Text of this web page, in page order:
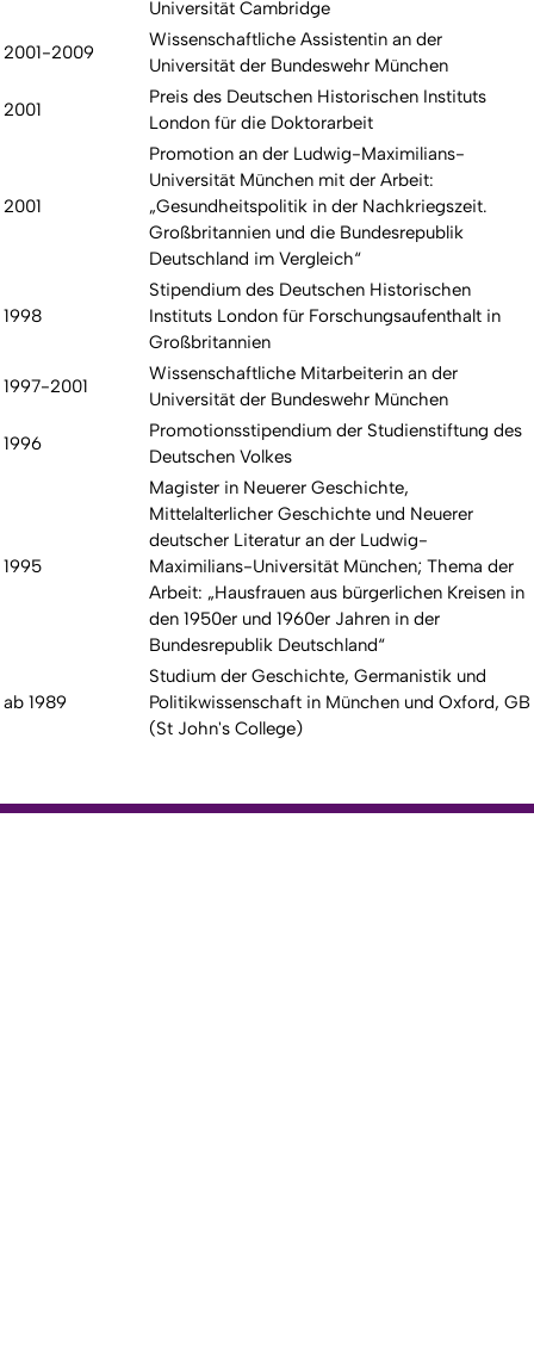
Universität Cambridge
2001-2009
Wissenschaftliche Assistentin an der
Universität der Bundeswehr München
2001
Preis des Deutschen Historischen Instituts
London für die Doktorarbeit
2001
Promotion an der Ludwig-Maximilians-
Universität München mit der Arbeit:
„Gesundheitspolitik in der Nachkriegszeit.
Großbritannien und die Bundesrepublik
Deutschland im Vergleich“
1998
Stipendium des Deutschen Historischen
Instituts London für Forschungsaufenthalt in
Großbritannien
1997-2001
Wissenschaftliche Mitarbeiterin an der
Universität der Bundeswehr München
1996
Promotionsstipendium der Studienstiftung des
Deutschen Volkes
1995
Magister in Neuerer Geschichte,
Mittelalterlicher Geschichte und Neuerer
deutscher Literatur an der Ludwig-
Maximilians-Universität München; Thema der
Arbeit: „Hausfrauen aus bürgerlichen Kreisen in
den 1950er und 1960er Jahren in der
Bundesrepublik Deutschland“
ab 1989
Studium der Geschichte, Germanistik und
Politikwissenschaft in München und Oxford, GB
(St John's College)